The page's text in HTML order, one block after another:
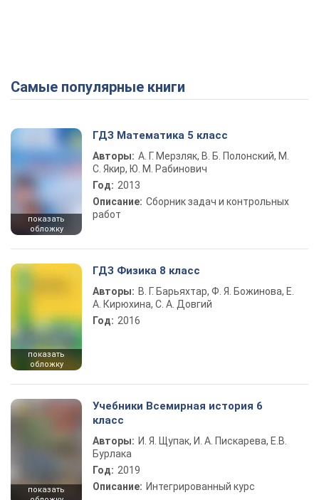
Самые популярные книги
показать
обложку
ГДЗ Математика 5 класс
Авторы: А. Г. Мерзляк, В. Б. Полонский, М.
С. Якир, Ю. М. Рабинович
Год: 2013
Описание: Сборник задач и контрольных
работ
показать
обложку
ГДЗ Физика 8 класс
Авторы: В. Г. Барьяхтар, Ф. Я. Божинова, Е.
А. Кирюхина, С. А. Довгий
Год: 2016
показать
Учебники Всемирная история 6
класс
Авторы: И. Я. Щупак, И. А. Пискарева, Е.В.
Бурлака
Год: 2019
Описание: Интегрированный курс